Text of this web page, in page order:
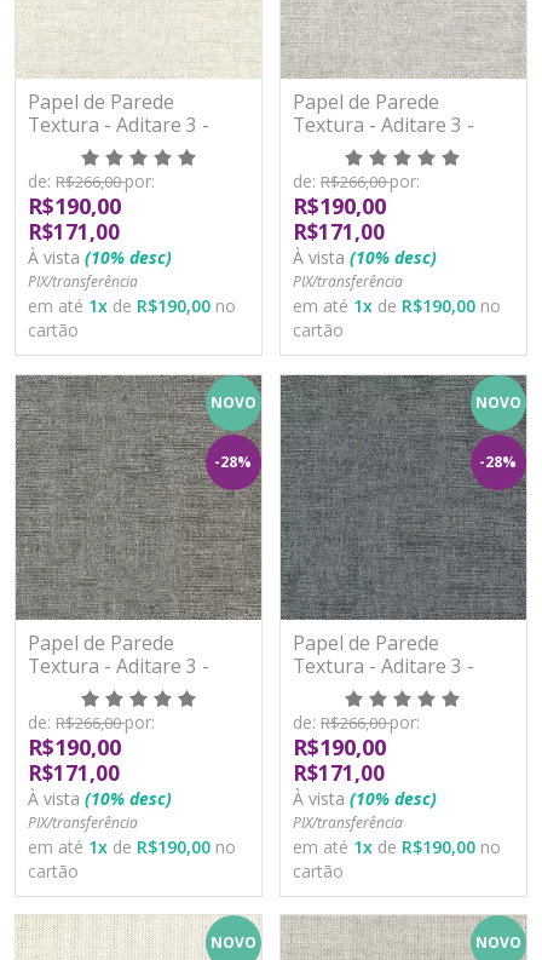
Papel de Parede
Textura - Aditare 3 -
AD300108R - Vinílico
de: R$266,00por:
R$190,00
R$171,00
À vista (10% desc)
PIX/transferência
em até 1x de R$190,00 no
cartão
Papel de Parede
Textura - Aditare 3 -
AD300109R - Vinílico
de: R$266,00por:
R$190,00
R$171,00
À vista (10% desc)
PIX/transferência
em até 1x de R$190,00 no
cartão
NOVO
-28%
Papel de Parede
Textura - Aditare 3 -
AD300110R - Vinílico
de: R$266,00por:
R$190,00
R$171,00
À vista (10% desc)
PIX/transferência
em até 1x de R$190,00 no
cartão
NOVO
-28%
Papel de Parede
Textura - Aditare 3 -
AD300111R - Vinílico
de: R$266,00por:
R$190,00
R$171,00
À vista (10% desc)
PIX/transferência
em até 1x de R$190,00 no
cartão
NOVO NOVO